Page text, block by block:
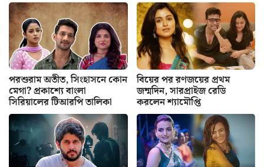
পরশুরাম অতীত, সিংহাসনে কোন
মেগা? প্রকাশ্যে বাংলা
সিরিয়ালের টিআরপি তালিকা
বিয়ের পর রণজয়ের প্রথম
জন্মদিন, সারপ্রাইজ রেডি
করলেন শ্যামৌপ্তি